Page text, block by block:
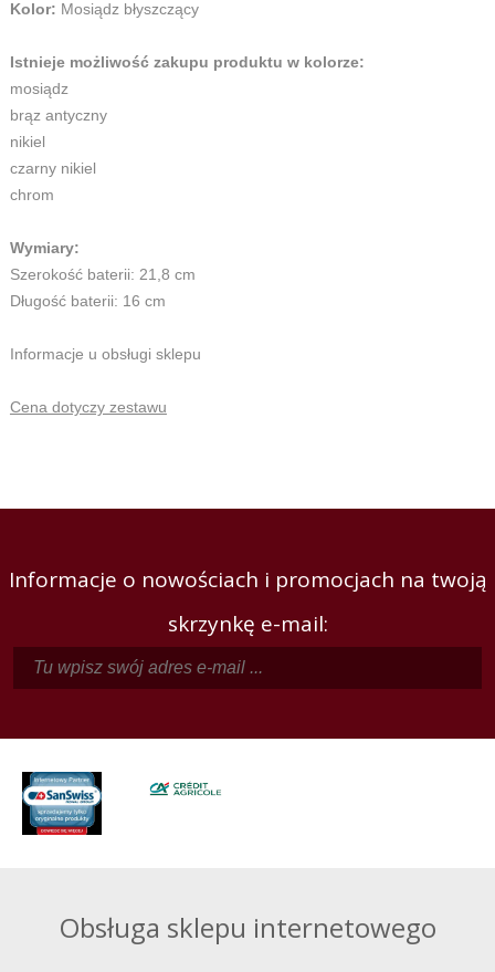
Kolor: Mosiądz błyszczący
Istnieje możliwość zakupu produktu w kolorze:
mosiądz
brąz antyczny
nikiel
czarny nikiel
chrom
Wymiary:
Szerokość baterii: 21,8 cm
Długość baterii: 16 cm
Informacje u obsługi sklepu
Cena dotyczy zestawu
Informacje o nowościach i promocjach na twoją
skrzynkę e-mail:
Obsługa sklepu internetowego